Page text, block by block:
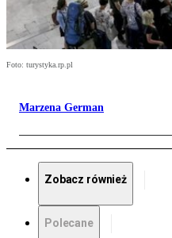
Foto: turystyka.rp.pl
Marzena German
Zobacz również
Polecane